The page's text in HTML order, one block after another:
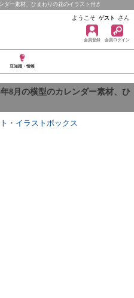
ダー素材、ひまわりの花のイラスト付き
ようこそ ゲスト さん
会員登録 会員ログイン
豆知識・情報
8月の横型のカレンダー素材、ひ
・ イラストボックス